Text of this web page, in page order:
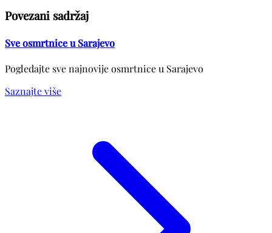
Povezani sadržaj
Sve osmrtnice u Sarajevo
Pogledajte sve najnovije osmrtnice u Sarajevo
Saznajte više